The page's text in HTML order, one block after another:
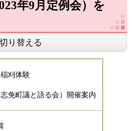
年9月定例会）を
り替える
刈体験
免町議と語る会）開催案内